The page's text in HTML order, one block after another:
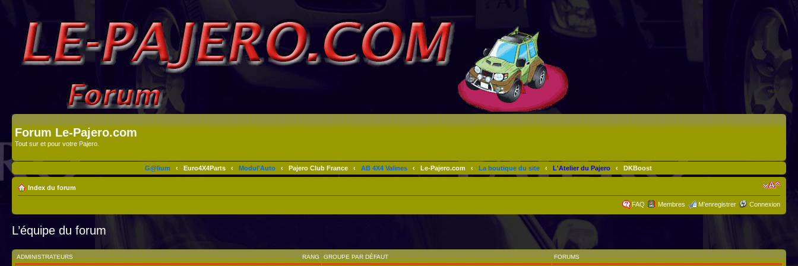
Forum Le-Pajero.com
Tout sur et pour votre Pajero.
G@lium ‹ Euro4X4Parts ‹ Modul'Auto ‹ Pajero Club France ‹ AB 4X4 Valines ‹ Le-Pajero.com ‹ La boutique du site ‹ L'Atelier du Pajero ‹ DKBoost
Index du forum
FAQ Membres M’enregistrer Connexion
L’équipe du forum
RANG
ADMINISTRATEURS GROUPE PAR DÉFAUT FORUMS